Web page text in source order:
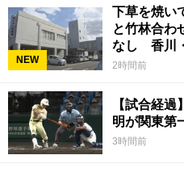
NEW
下草を焼い
と竹林合わ
なし 香川
2時間前
【試合経
明が関東第
3時間前